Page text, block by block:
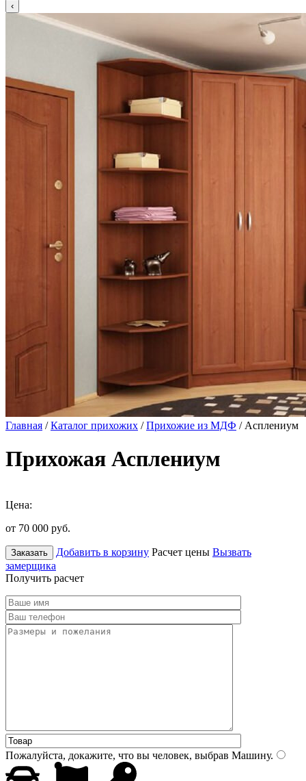
Главная /Каталог прихожих /Прихожие из МДФ / Асплениум
Прихожая Асплениум
Цена:
от 70 000 руб.
Заказать Добавить в корзину Расчет цены Вызвать
замерщика
Получить расчет
Пожалуйста, докажите, что вы человек, выбрав Машину.